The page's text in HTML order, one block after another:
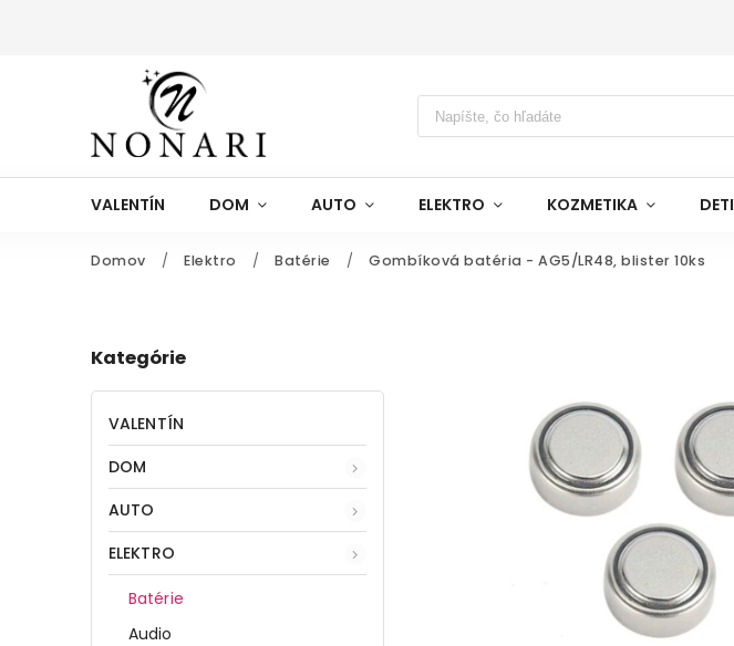
VALENTÍN DOM AUTO ELEKTRO KOZMETIKA DETI
Domov / Elektro / Batérie / Gombíková batéria - AG5/LR48, blister 10ks
Kategórie
VALENTÍN
DOM
AUTO
ELEKTRO
Batérie
Audio